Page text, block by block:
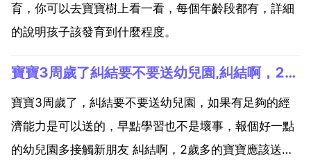
育，你可以去寶寶樹上看一看，每個年齡段都有，詳細
的說明孩子該發育到什麼程度。
寶寶3周歲了糾結要不要送幼兒園,糾結啊，2歲多的寶寶應該送去幼兒園嗎
寶寶3周歲了，糾結要不要送幼兒園，如果有足夠的經
濟能力是可以送的，早點學習也不是壞事，報個好一點
的幼兒園多接觸新朋友 糾結啊，2歲多的寶寶應該送去